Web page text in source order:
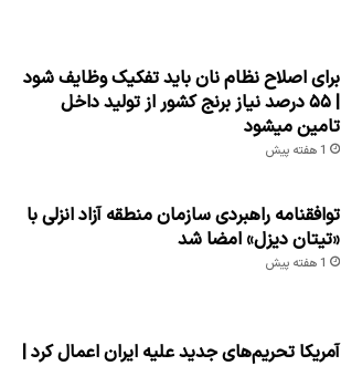
برای اصلاح نظام نان باید تفکیک وظایف شود
| ۵۵ درصد نیاز برنج کشور از تولید داخل
تامین میشود
1 هفته پیش
توافقنامه راهبردی سازمان منطقه آزاد انزلی با
«تیتان دیزل» امضا شد
1 هفته پیش
آمریکا تحریم‌های جدید علیه ایران اعمال کرد |